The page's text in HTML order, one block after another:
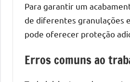
Para garantir um
de diferentes granulações
pode oferecer proteção
Erros comuns ao